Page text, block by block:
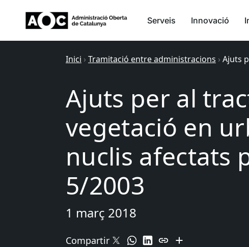
Serveis Innovació
Inici › Tramitació entre administracions › Ajuts
Ajuts per al
vegetació en
nuclis afectats
5/2003
1 març 2018
Compartir